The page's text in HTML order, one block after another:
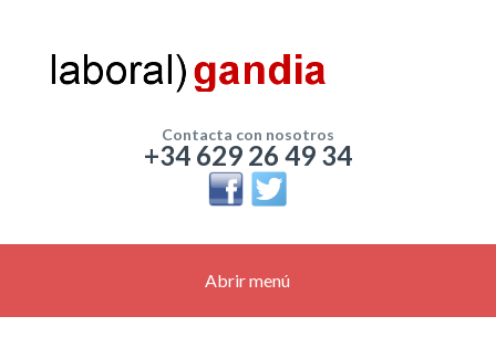
Contacta con nosotros
+34 629 26 49 34
Abrir menú